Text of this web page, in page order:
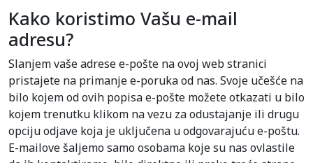
Kako koristimo Vašu e-mail
adresu?
Slanjem vaše adrese e-pošte na ovoj web stranici
pristajete na primanje e-poruka od nas. Svoje učešće na
bilo kojem od ovih popisa e-pošte možete otkazati u bilo
kojem trenutku klikom na vezu za odustajanje ili drugu
opciju odjave koja je uključena u odgovarajuću e-poštu.
E-mailove šaljemo samo osobama koje su nas ovlastile